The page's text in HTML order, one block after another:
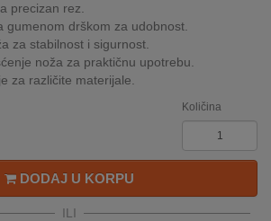
precizan rez.
gumenom drškom za udobnost.
za stabilnost i sigurnost.
noža za praktičnu upotrebu.
za različite materijale.
Količina
DODAJ U KORPU
ILI